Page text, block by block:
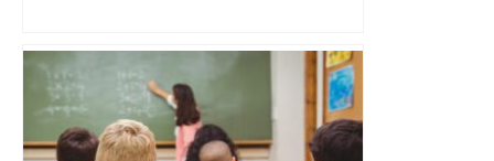
Les arbitres de la finale 2024 et 2025
seront au sifflet des demi-finales –
Rugbyrama